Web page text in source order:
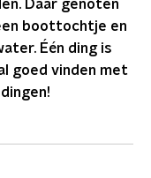
Daar genoten
boottochtje en
Één ding is
goed vinden met